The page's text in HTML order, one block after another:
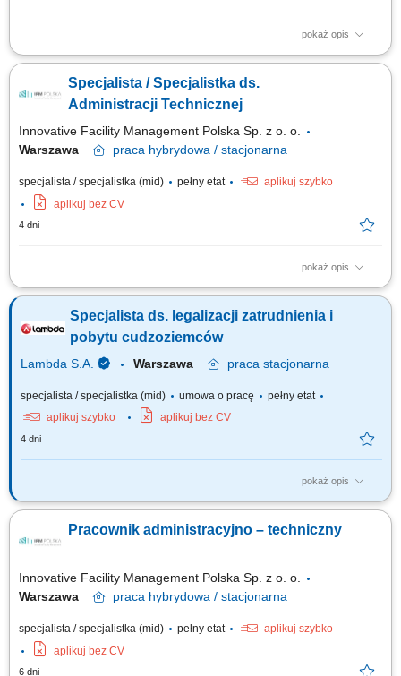
pokaż opis
Opis stanowiska Koordynowanie procesów zakupowych oraz
rozliczeń związanych z działalnością jednostki. Kontrola realizacji
budżetu oraz prowadzenie rejestrów zakupów. Przygotowywanie
Specjalista / Specjalistka ds.
Administracji Technicznej
Innovative Facility Management Polska Sp. z o. o.
Warszawa
praca hybrydowa / stacjonarna
specjalista / specjalistka (mid) pełny etat
aplikuj szybko
aplikuj bez CV
4 dni
pokaż opis
Opis stanowiska Prowadzenie oraz aktualizacja dokumentacji technicznej
sprawozdań na potrzeby organizacji i instytucji zewnętrznych.
Opracowywanie harmonogramów przeglądów oraz monitorowanie ich
Specjalista ds. legalizacji zatrudnienia i
pobytu cudzoziemców
Lambda S.A. Warszawa praca stacjonarna
specjalista / specjalistka (mid) umowa o pracę
pełny etat
aplikuj szybko
aplikuj bez CV
4 dni
pokaż opis
Twój zakres obowiązków: Kompleksowe prowadzenie procesów
Przygotowywanie i składanie dokumentów związanych z uzyskaniem:
zezwoleń na pracę; oświadczeń o powierzeniu wykonywania pracy;
Pracownik administracyjno – techniczny
Innovative Facility Management Polska Sp. z o. o.
Warszawa
praca hybrydowa / stacjonarna
specjalista / specjalistka (mid) pełny etat
aplikuj szybko
aplikuj bez CV
6 dni